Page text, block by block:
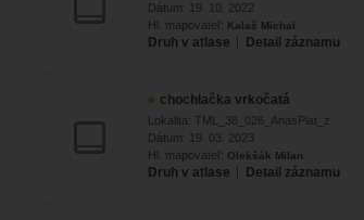
Dátum: 19. 10. 2022
Hl. mapovateľ: Kalaš Michal
Druh v atlase | Detail záznamu
chochlačka vrkočatá
Lokalita: TML_38_026_AnasPlat_z
Dátum: 19. 03. 2023
Hl. mapovateľ: Olekšák Milan
Druh v atlase | Detail záznamu